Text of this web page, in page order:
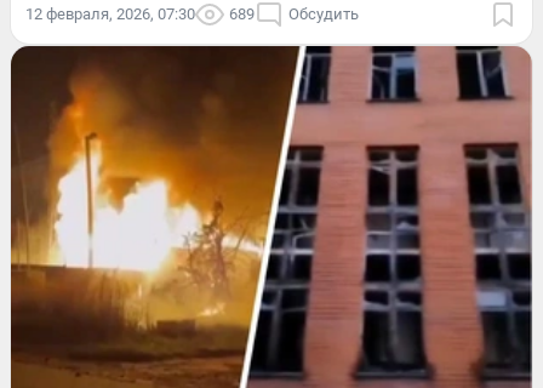
12 февраля, 2026, 07:30 689 Обсудить